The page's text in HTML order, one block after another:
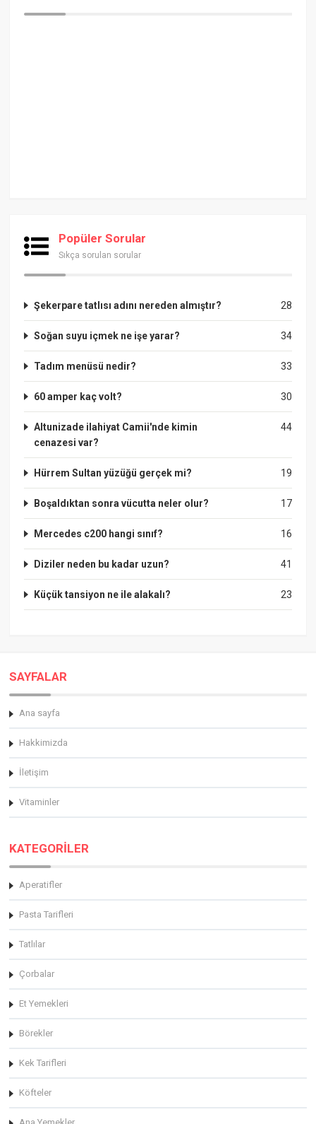
Popüler Sorular
Sıkça sorulan sorular
28
Şekerpare tatlısı adını nereden almıştır?
34
Soğan suyu içmek ne işe yarar?
33
Tadım menüsü nedir?
30
60 amper kaç volt?
44
Altunizade ilahiyat Camii'nde kimin
cenazesi var?
19
Hürrem Sultan yüzüğü gerçek mi?
17
Boşaldıktan sonra vücutta neler olur?
16
Mercedes c200 hangi sınıf?
41
Diziler neden bu kadar uzun?
23
Küçük tansiyon ne ile alakalı?
SAYFALAR
Ana sayfa
Hakkimizda
İletişim
Vitaminler
KATEGORİLER
Aperatifler
Pasta Tarifleri
Tatlılar
Çorbalar
Et Yemekleri
Börekler
Kek Tarifleri
Köfteler